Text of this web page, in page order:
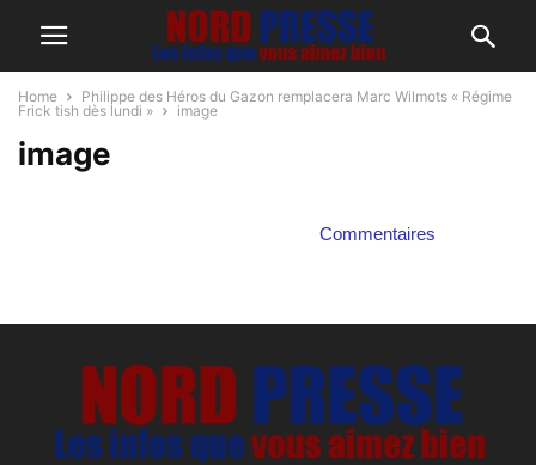
Home
Philippe des Héros du Gazon remplacera Marc Wilmots « Régime
Frick tish dès lundi »
image
image
Commentaires